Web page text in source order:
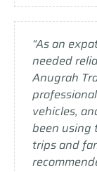
“As an
needed
Anugrah
vehicles,
been using
trips and